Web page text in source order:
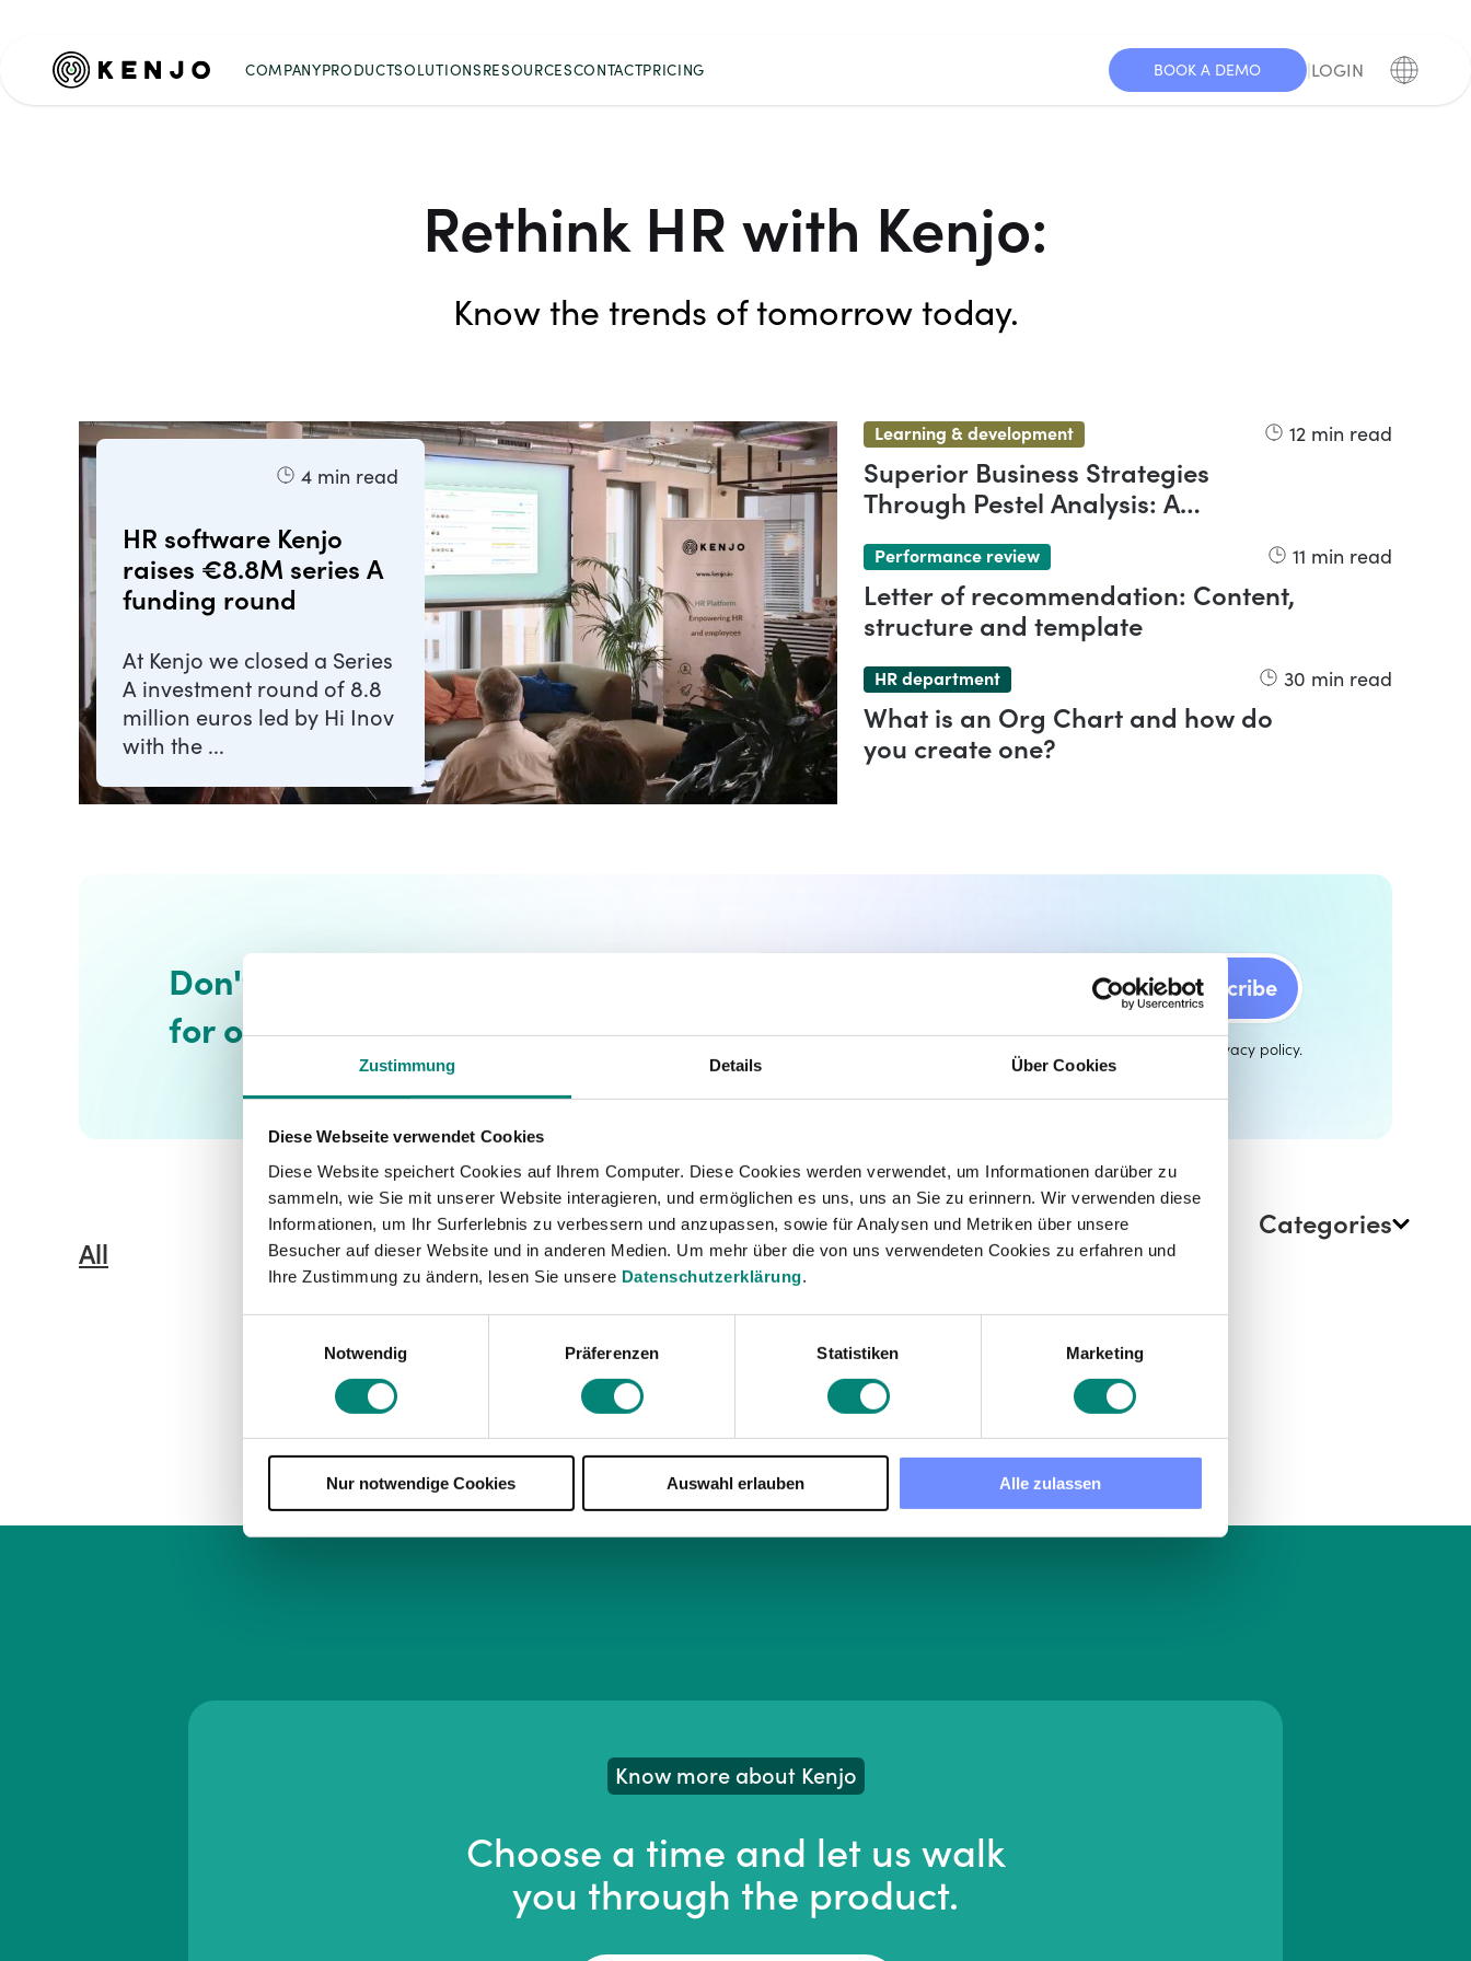
Zustimmung Details Über Cookies
Diese Webseite verwendet Cookies
Diese Website speichert Cookies auf Ihrem Computer. Diese Cookies werden verwendet, um Informationen darüber zu
sammeln, wie Sie mit unserer Website interagieren, und ermöglichen es uns, uns an Sie zu erinnern. Wir verwenden diese
Informationen, um Ihr Surferlebnis zu verbessern und anzupassen, sowie für Analysen und Metriken über unsere
Besucher auf dieser Website und in anderen Medien. Um mehr über die von uns verwendeten Cookies zu erfahren und
Ihre Zustimmung zu ändern, lesen Sie unsere Datenschutzerklärung.
Notwendig
Präferenzen Statistiken Marketing
Nur notwendige Cookies Auswahl erlauben Alle zulassen
COMPANYPRODUCTSOLUTIONSRESOURCESCONTACTPRICING BOOK A DEMO |LOGIN
Rethink HR with Kenjo:
Know the trends of tomorrow today.
4 min read
HR software Kenjo
raises €8.8M series A
funding round
At Kenjo we closed a Series
A investment round of 8.8
million euros led by Hi Inov
with the ...
Learning & development 12 min read
Superior Business Strategies
Through Pestel Analysis: A
Performance review 11 min read
Letter of recommendation: Content,
structure and template
HR department 30 min read
What is an Org Chart and how do
you create one?
Don't miss a thing, sign up
for our newsletter.
privacy policy.
Categories
All
17
Know more about Kenjo
Choose a time and let us walk
you through the product.